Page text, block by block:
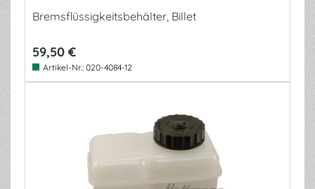
Bremsflüssigkeitsbehälter, Billet
59,50 €
Artikel-Nr.: 020-4084-12